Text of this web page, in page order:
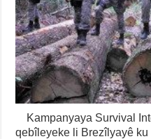
Kampanyaya Survival
qebîleyeke li Brezîlyayê